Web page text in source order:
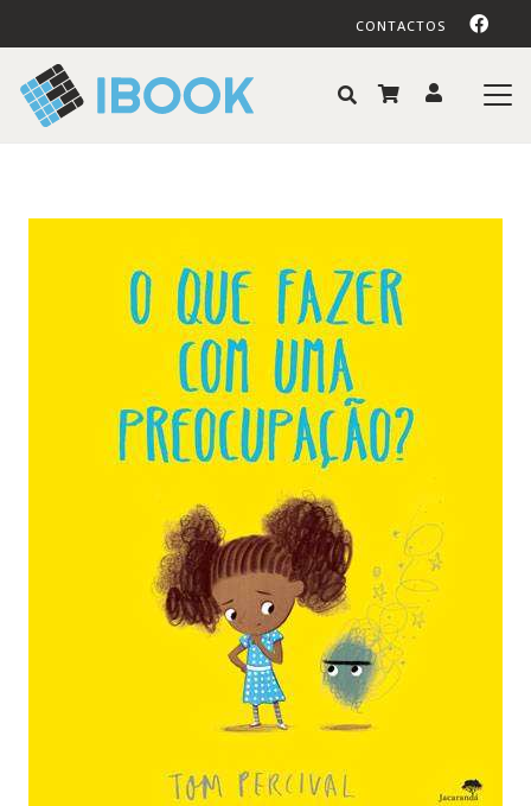
CONTACTOS